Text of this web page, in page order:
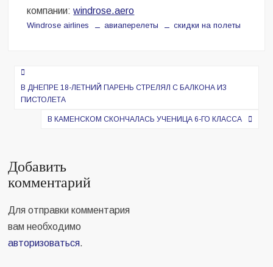
компании:windrose.aero
Windrose airlines авиаперелеты скидки на полеты
Навигация
по
записям
В ДНЕПРЕ 18-ЛЕТНИЙ ПАРЕНЬ СТРЕЛЯЛ С БАЛКОНА ИЗ
ПИСТОЛЕТА
В КАМЕНСКОМ СКОНЧАЛАСЬ УЧЕНИЦА 6-ГО КЛАССА
Добавить
комментарий
Для отправки комментария
вам необходимо
авторизоваться.